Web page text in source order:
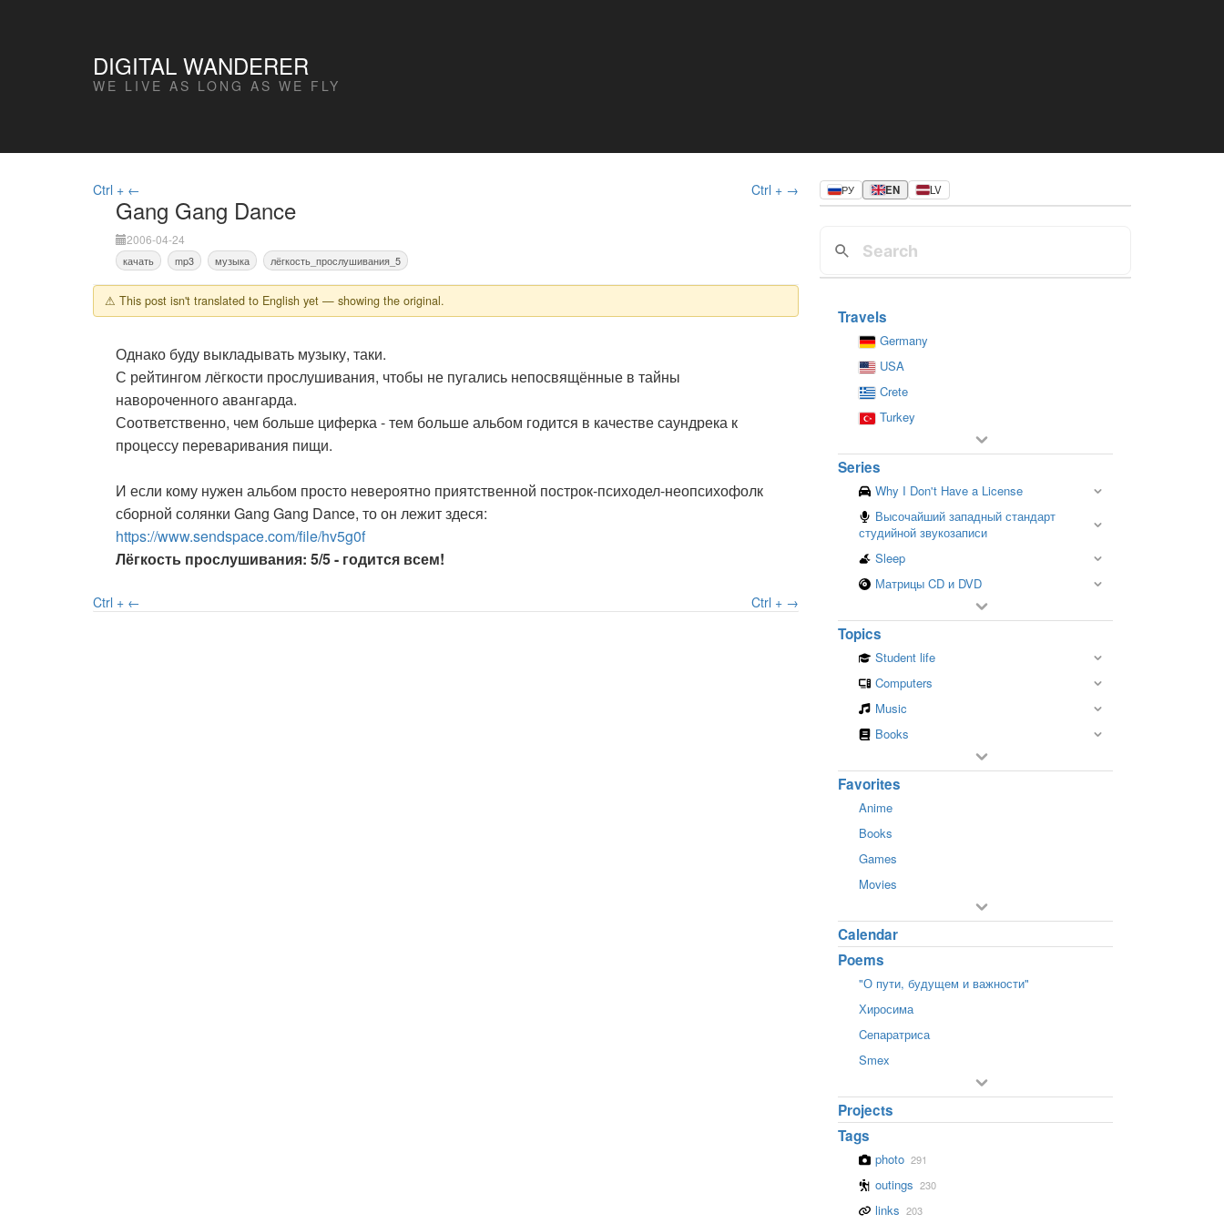
DIGITAL WANDERER
WE LIVE AS LONG AS WE FLY
Ctrl + ← Ctrl + →
Gang Gang Dance
2006-04-24
качать mp3 музыка лёгкость_прослушивания_5
⚠ This post isn't translated to English yet — showing the original.
Однако буду выкладывать музыку, таки.
С рейтингом лёгкости прослушивания, чтобы не пугались непосвящённые в тайны
навороченного авангарда.
Соответственно, чем больше циферка - тем больше альбом годится в качестве саундрека к
процессу переваривания пищи.
И если кому нужен альбом просто невероятно приятственной построк-психодел-неопсихофолк
сборной солянки Gang Gang Dance, то он лежит здеся:
https://www.sendspace.com/file/hv5g0f
Лёгкость прослушивания: 5/5 - годится всем!
Ctrl + ← Ctrl + →
РУ EN LV
Travels
Germany
USA
Crete
Turkey
Series
Why I Don't Have a License
Высочайший западный стандарт
студийной звукозаписи
Sleep
Матрицы CD и DVD
Topics
Student life
Computers
Music
Books
Favorites
Anime
Books
Games
Movies
Calendar
Poems
"О пути, будущем и важности"
Хиросима
Cепаратриса
Smex
Projects
Tags
photo 291
outings 230
links 203